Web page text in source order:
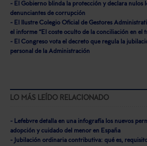
- El Gobierno blinda la protección y declara nulos
denunciantes de corrupción
- El Ilustre Colegio Oficial de Gestores
el informe “El coste oculto de la conciliación en el
- El Congreso vota el decreto que regula la
personal de la Administración
LO MÁS LEÍDO RELACIONADO
- Lefebvre detalla en una infografía los nuevos
adopción y cuidado del menor en España
- Jubilación ordinaria contributiva: qué es,